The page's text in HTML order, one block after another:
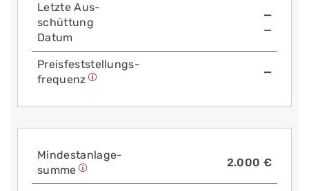
Letzte Aus­
schüttung
Datum
—
—
Preis­fest­stellungs­
frequenz
—
Mindest­anlage­
summe
2.000 €